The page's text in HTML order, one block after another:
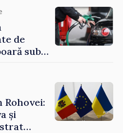
de
sub
Rohovei:
și